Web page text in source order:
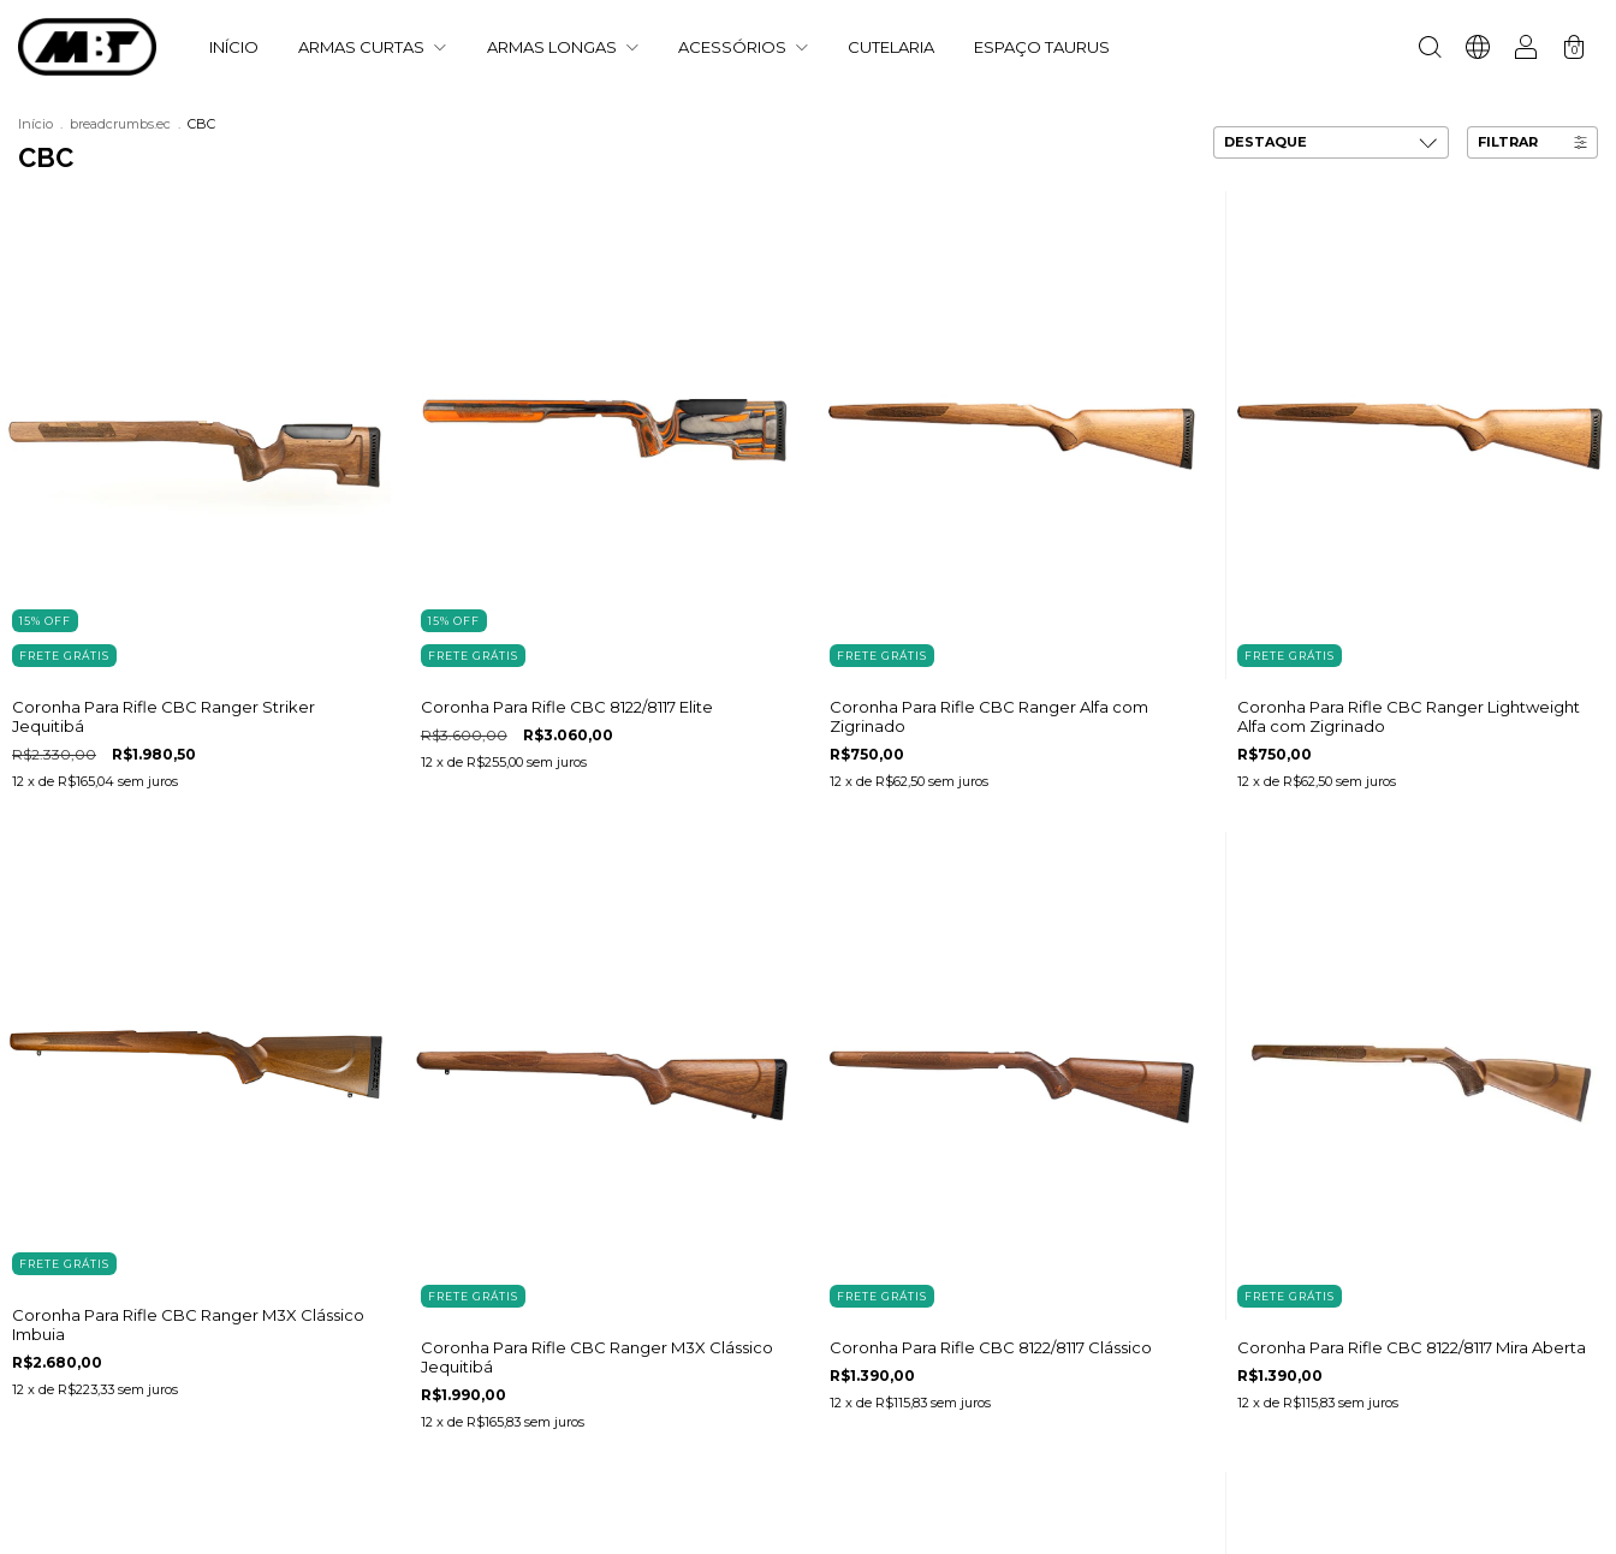
INÍCIO ARMAS CURTAS ARMAS LONGAS ACESSÓRIOS CUTELARIA ESPAÇO TAURUS 0
Início . breadcrumbs.ec . CBC
CBC FILTRAR
15% OFF
FRETE GRÁTIS
Coronha Para Rifle CBC Ranger Striker
Jequitibá
R$2.330,00 R$1.980,50
12 x de R$165,04 sem juros
15% OFF
FRETE GRÁTIS
Coronha Para Rifle CBC 8122/8117 Elite
R$3.600,00 R$3.060,00
12 x de R$255,00 sem juros
FRETE GRÁTIS
Coronha Para Rifle CBC Ranger Alfa com
Zigrinado
R$750,00
12 x de R$62,50 sem juros
FRETE GRÁTIS
Coronha Para Rifle CBC Ranger Lightweight
Alfa com Zigrinado
R$750,00
12 x de R$62,50 sem juros
FRETE GRÁTIS
Coronha Para Rifle CBC Ranger M3X Clássico
Imbuia
R$2.680,00
12 x de R$223,33 sem juros
FRETE GRÁTIS
Coronha Para Rifle CBC Ranger M3X Clássico
Jequitibá
R$1.990,00
12 x de R$165,83 sem juros
FRETE GRÁTIS
Coronha Para Rifle CBC 8122/8117 Clássico
R$1.390,00
12 x de R$115,83 sem juros
FRETE GRÁTIS
Coronha Para Rifle CBC 8122/8117 Mira Aberta
R$1.390,00
12 x de R$115,83 sem juros